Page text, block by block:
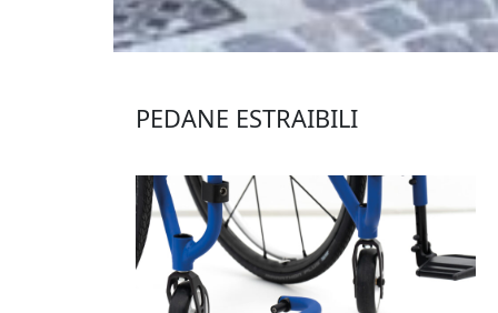
PEDANE ESTRAIBILI